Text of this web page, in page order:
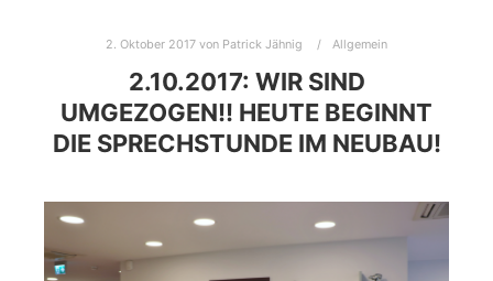
2. Oktober 2017 von Patrick Jähnig Allgemein
2.10.2017: WIR SIND
UMGEZOGEN!! HEUTE BEGINNT
DIE SPRECHSTUNDE IM NEUBAU!